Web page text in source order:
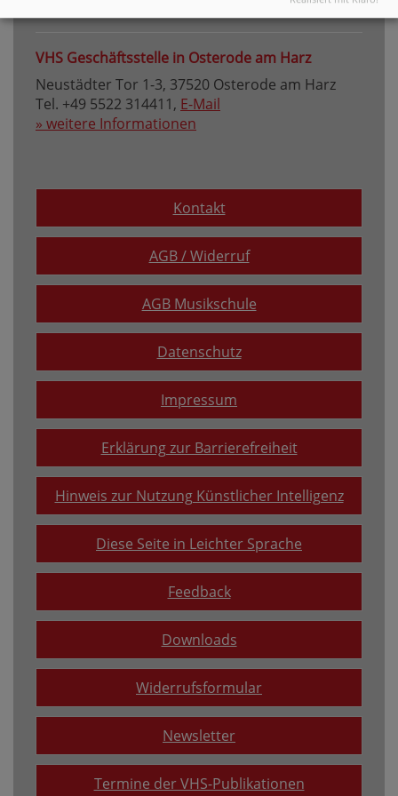
VHS Geschäftsstelle in Osterode am Harz
Neustädter Tor 1-3, 37520 Osterode am Harz
Tel. +49 5522 314411, E-Mail
» weitere Informationen
Kontakt
AGB / Widerruf
AGB Musikschule
Datenschutz
Impressum
Erklärung zur Barrierefreiheit
Hinweis zur Nutzung Künstlicher Intelligenz
Diese Seite in Leichter Sprache
Feedback
Downloads
Widerrufsformular
Newsletter
Termine der VHS-Publikationen